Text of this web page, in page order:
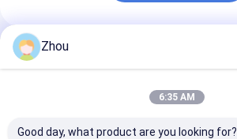
প্রস্তাবিত পণ্য
Zhou
6:35 AM
Good day, what product are you looking for?